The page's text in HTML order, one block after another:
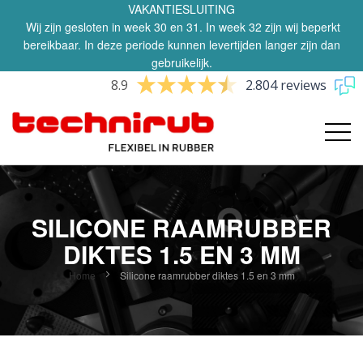
VAKANTIESLUITING
Wij zijn gesloten in week 30 en 31. In week 32 zijn wij beperkt
bereikbaar. In deze periode kunnen levertijden langer zijn dan
gebruikelijk.
8.9 2.804 reviews
SILICONE RAAMRUBBER
DIKTES 1.5 EN 3 MM
Home Silicone raamrubber diktes 1.5 en 3 mm